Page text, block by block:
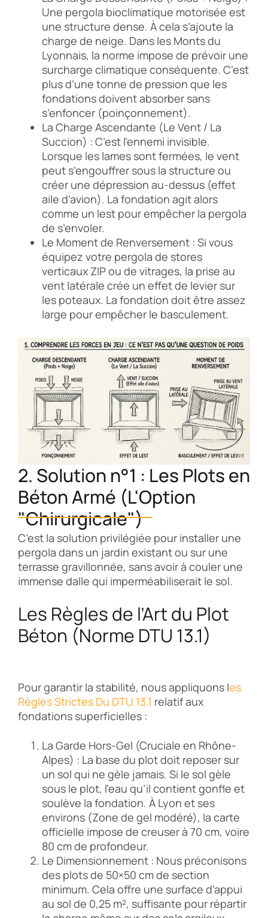
Une pergola bioclimatique motorisée est
une structure dense. À cela s’ajoute la
charge de neige. Dans les Monts du
Lyonnais, la norme impose de prévoir une
surcharge climatique conséquente. C’est
plus d’une tonne de pression que les
fondations doivent absorber sans
s’enfoncer (poinçonnement).
La Charge Ascendante (Le Vent / La
Succion) : C’est l’ennemi invisible.
Lorsque les lames sont fermées, le vent
peut s’engouffrer sous la structure ou
créer une dépression au-dessus (effet
aile d’avion). La fondation agit alors
comme un lest pour empêcher la pergola
de s’envoler.
Le Moment de Renversement : Si vous
équipez votre pergola de stores
verticaux ZIP ou de vitrages, la prise au
vent latérale crée un effet de levier sur
les poteaux. La fondation doit être assez
large pour empêcher le basculement.
2. Solution n°1 : Les Plots en
Béton Armé (L'Option
"Chirurgicale")
C’est la solution privilégiée pour installer une
pergola dans un jardin existant ou sur une
terrasse gravillonnée, sans avoir à couler une
immense dalle qui imperméabiliserait le sol.
Les Règles de l’Art du Plot
Béton (Norme DTU 13.1)
Pour garantir la stabilité, nous appliquons lEs
Règles Strictes Du DTU 13.1 relatif aux
fondations superficielles :
La Garde Hors-Gel (Cruciale en Rhône-
Alpes) : La base du plot doit reposer sur
un sol qui ne gèle jamais. Si le sol gèle
sous le plot, l’eau qu’il contient gonfle et
soulève la fondation. À Lyon et ses
environs (Zone de gel modéré), la carte
officielle impose de creuser à 70 cm, voire
80 cm de profondeur.
Le Dimensionnement : Nous préconisons
des plots de 50×50 cm de section
minimum. Cela offre une surface d’appui
au sol de 0,25 m², suffisante pour répartir